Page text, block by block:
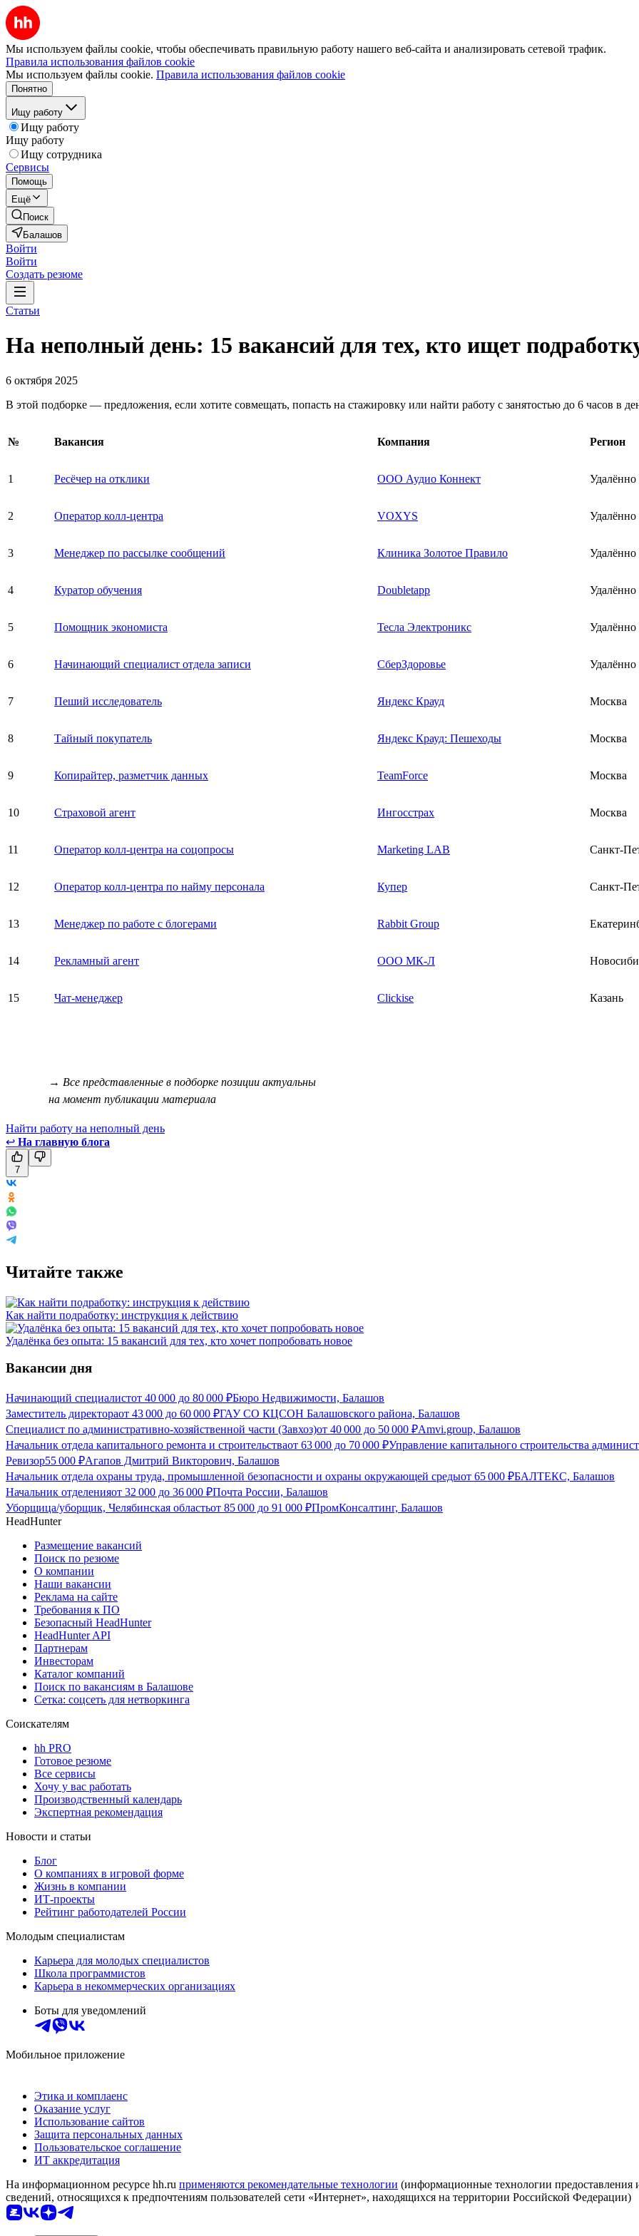
Мы используем файлы cookie, чтобы обеспечивать правильную работу нашего веб-сайта и анализировать сетевой трафик.
Правила использования файлов cookie
Мы используем файлы cookie. Правила использования файлов cookie
Понятно
Ищу работу
Ищу работу
Ищу работу
Ищу сотрудника
Сервисы
Помощь
Ещё
Поиск
Балашов
Войти
Войти
Создать резюме
Статьи
На неполный день: 15 вакансий для тех, кто ищет
6 октября 2025
В этой подборке — предложения, если хотите совмещать, попасть на стажировку или найти работу с занятостью до 6 часов в
№ Вакансия Компания Регион
1 Ресёчер на отклики ООО Аудио Коннект Удалённо
2 Оператор колл-центра VOXYS Удалённо
3 Менеджер по рассылке сообщений Клиника Золотое Правило Удалённо
4 Куратор обучения Doubletapp Удалённо
5 Помощник экономиста Тесла Электроникс Удалённо
6 Начинающий специалист отдела записи СберЗдоровье Удалённо
7 Пеший исследователь Яндекс Крауд Москва
8 Тайный покупатель Яндекс Крауд: Пешеходы Москва
9 Копирайтер, разметчик данных TeamForce Москва
10 Страховой агент Ингосстрах Москва
11 Оператор колл-центра на соцопросы Marketing LAB Санкт-
12 Оператор колл-центра по найму персонала Купер Санкт-
13 Менеджер по работе с блогерами Rabbit Group
14 Рекламный агент ООО МК-Л
15 Чат-менеджер Clickise Казань
→ Все представленные в подборке позиции актуальны
на момент публикации материала
Найти работу на неполный день
↩ На главную блога
7
Читайте также
Как найти подработку: инструкция к действию
Удалёнка без опыта: 15 вакансий для тех, кто хочет попробовать новое
Вакансии дня
Начинающий специалистот 40 000 до 80 000 ₽Бюро Недвижимости, Балашов
Заместитель директораот 43 000 до 60 000 ₽ГАУ СО КЦСОН Балашовского района, Балашов
Специалист по административно-хозяйственной части (Завхоз)от 40 000 до 50 000 ₽Amvi.group, Балашов
Начальник отдела капитального ремонта и строительстваот 63 000 до 70 000 ₽Управление капитального строительства
Ревизор55 000 ₽Агапов Дмитрий Викторович, Балашов
Начальник отдела охраны труда, промышленной безопасности и охраны окружающей средыот 65 000 ₽БАЛТЕКС, Балашов
Начальник отделенияот 32 000 до 36 000 ₽Почта России, Балашов
Уборщица/уборщик, Челябинская областьот 85 000 до 91 000 ₽ПромКонсалтинг, Балашов
HeadHunter
Размещение вакансий
Поиск по резюме
О компании
Наши вакансии
Реклама на сайте
Требования к ПО
Безопасный HeadHunter
HeadHunter API
Партнерам
Инвесторам
Каталог компаний
Поиск по вакансиям в Балашове
Сетка: соцсеть для нетворкинга
Соискателям
hh PRO
Готовое резюме
Все сервисы
Хочу у вас работать
Производственный календарь
Экспертная рекомендация
Новости и статьи
Блог
О компаниях в игровой форме
Жизнь в компании
ИТ-проекты
Рейтинг работодателей России
Молодым специалистам
Карьера для молодых специалистов
Школа программистов
Карьера в некоммерческих организациях
Боты для уведомлений
Мобильное приложение
Этика и комплаенс
Оказание услуг
Использование сайтов
Защита персональных данных
Пользовательское соглашение
ИТ аккредитация
На информационном ресурсе hh.ru применяются рекомендательные технологии (информационные технологии предоставления
сведений, относящихся к предпочтениям пользователей сети «Интернет», находящихся на территории Российской Федерации)